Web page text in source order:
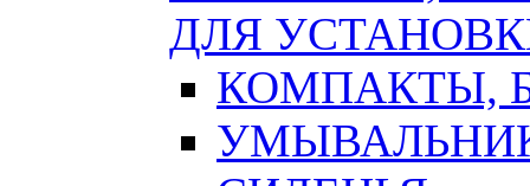
ДЛЯ
КОМПАКТЫ,